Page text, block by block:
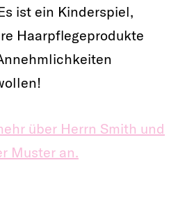
ist ein Kinderspiel,
Haarpflegeprodukte
über Herrn Smith und
Muster an.